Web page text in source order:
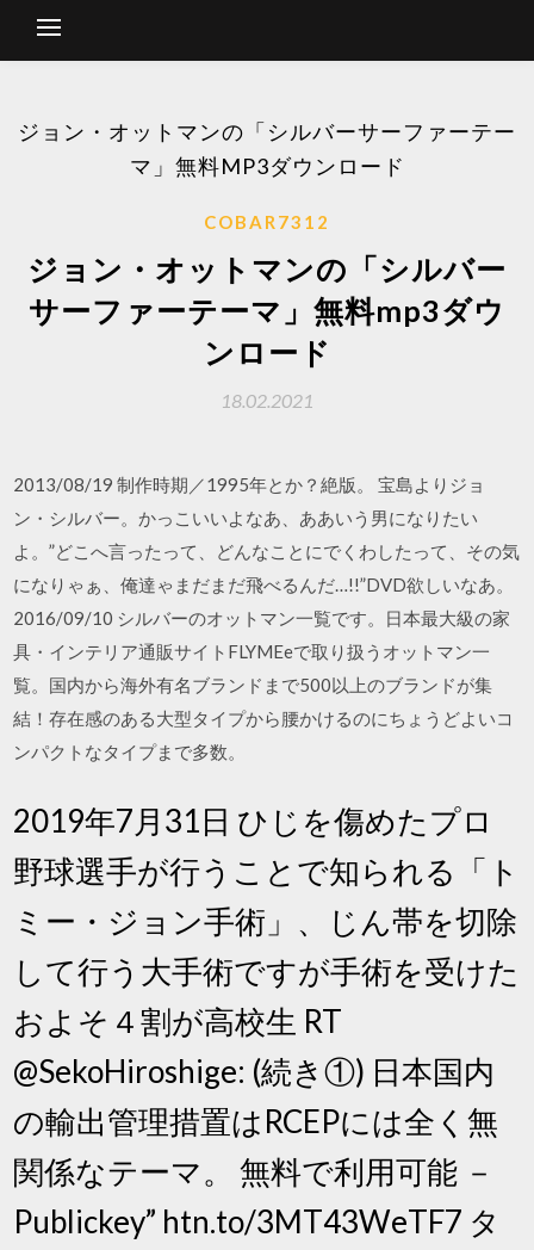
ジョン・オットマンの「シルバーサーファーテー
マ」無料MP3ダウンロード
COBAR7312
ジョン・オットマンの「シルバー
サーファーテーマ」無料mp3ダウ
ンロード
18.02.2021
2013/08/19 制作時期／1995年とか？絶版。 宝島よりジョ
ン・シルバー。かっこいいよなあ、ああいう男になりたい
よ。”どこへ言ったって、どんなことにでくわしたって、その気
になりゃぁ、俺達ゃまだまだ飛べるんだ…!!”DVD欲しいなあ。
2016/09/10 シルバーのオットマン一覧です。日本最大級の家
具・インテリア通販サイトFLYMEeで取り扱うオットマン一
覧。国内から海外有名ブランドまで500以上のブランドが集
結！存在感のある大型タイプから腰かけるのにちょうどよいコ
ンパクトなタイプまで多数。
2019年7月31日 ひじを傷めたプロ
野球選手が行うことで知られる「ト
ミー・ジョン手術」、じん帯を切除
して行う大手術ですが手術を受けた
およそ４割が高校生 RT
@SekoHiroshige: (続き①) 日本国内
の輸出管理措置はRCEPには全く無
関係なテーマ。 無料で利用可能 －
Publickey” htn.to/3MT43WeTF7 タ